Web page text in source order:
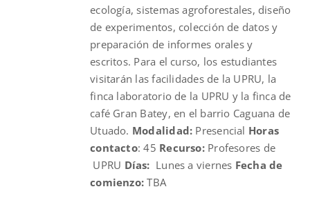
ecología, sistemas agroforestales, diseño
de experimentos, colección de datos y
preparación de informes orales y
escritos. Para el curso, los estudiantes
visitarán las facilidades de la UPRU, la
finca laboratorio de la UPRU y la finca de
café Gran Batey, en el barrio Caguana de
Utuado. Modalidad: Presencial Horas
contacto: 45 Recurso: Profesores de
UPRU Días: Lunes a viernes Fecha de
comienzo: TBA